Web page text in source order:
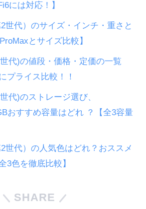
には対応！】
世代）のサイズ・インチ・重さと
とサイズ比較】
代)の値段・価格・定価の一覧
プライス比較！！
代)のストレージ選び、
おすすめ容量はどれ ？【全3容量
世代）の人気色はどれ？おススメ
3色を徹底比較】
SHARE